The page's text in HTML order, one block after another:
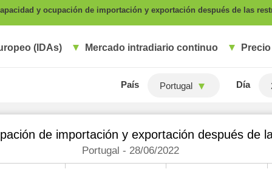
y ocupación de importación y exportación después de las
(IDAs) Mercado intradiario continuo
País Portugal Día
de importación y exportación después de
Portugal - 28/06/2022